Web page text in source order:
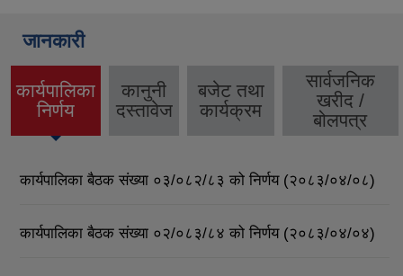
जानकारी
कार्यपालिका
निर्णय
(active
कानुनी
दस्तावेज
बजेट तथा
कार्यक्रम
सार्वजनिक
खरीद /
बोलपत्र
कार्यपालिका बैठक संख्या ०३/०८२/८३ को निर्णय (२०८३/०४/०८)
कार्यपालिका बैठक संख्या ०२/०८३/८४ को निर्णय (२०८३/०४/०४)